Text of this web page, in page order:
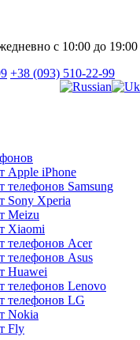
с 10:00 до 19:00
+38 (093) 510-22-99
Apple iPhone
телефонов Samsung
Sony Xperia
Meizu
Xiaomi
телефонов Acer
телефонов Asus
Huawei
телефонов Lenovo
телефонов LG
Nokia
Fly